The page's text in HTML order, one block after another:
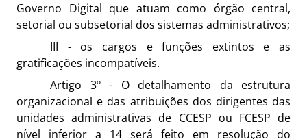
Governo Digital que atuam como órgão central,
setorial ou subsetorial dos sistemas administrativos;
III - os cargos e funções extintos e as
gratificações incompatíveis.
Artigo 3º - O detalhamento da estrutura
organizacional e das atribuições dos dirigentes das
unidades administrativas de CCESP ou FCESP de
nível inferior a 14 será feito em resolução do